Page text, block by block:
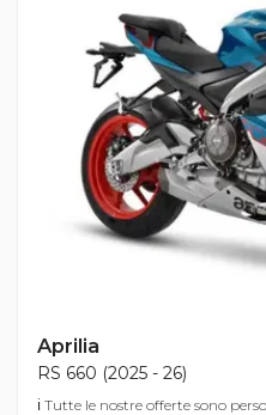
Aprilia
RS 660 (2025 - 26)
ℹ Tutte le nostre offerte sono